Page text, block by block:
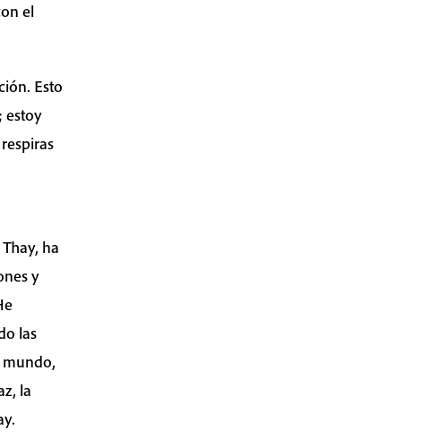
el
Esto
estoy
ha
y
las
mundo,
la